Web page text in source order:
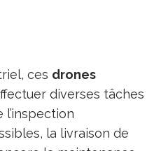
ces drones
diverses tâches
la livraison de